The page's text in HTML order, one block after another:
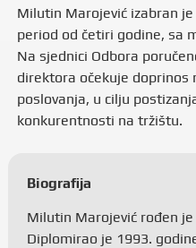
Milutin Marojević izabran
period od četiri godine, sa
Na sjednici Odbora
direktora očekuje doprinos
poslovanja, u cilju
konkurentnosti na tržištu.
Biografija
Milutin Marojević rođen
Diplomirao je 1993.